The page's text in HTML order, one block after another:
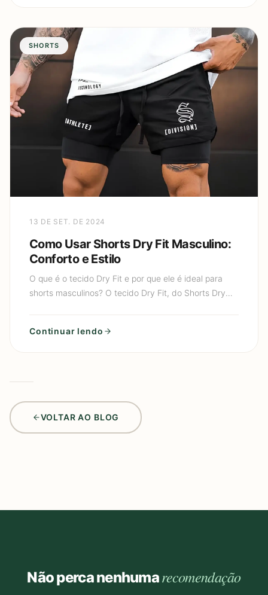
SHORTS
13 DE SET. DE 2024
Como Usar Shorts Dry Fit Masculino:
Conforto e Estilo
O que é o tecido Dry Fit e por que ele é ideal para
shorts masculinos? O tecido Dry Fit, do Shorts Dry
Continuar lendo
VOLTAR AO BLOG
Não perca nenhumarecomendação